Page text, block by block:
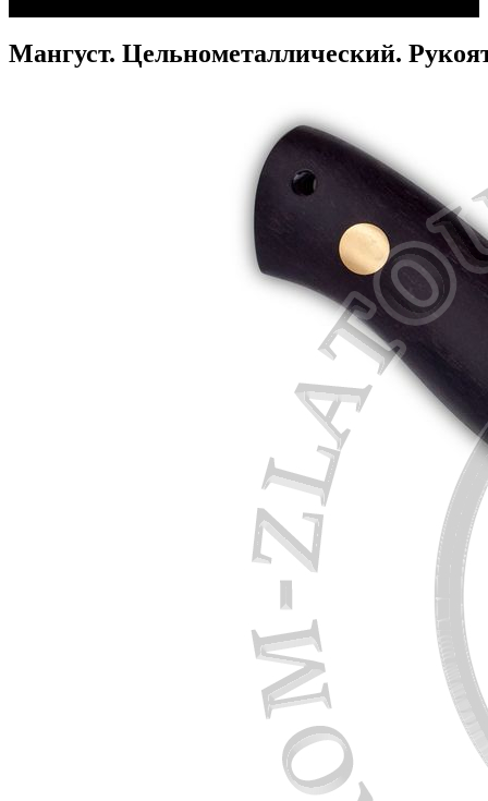
Мангуст. Цельнометаллический.